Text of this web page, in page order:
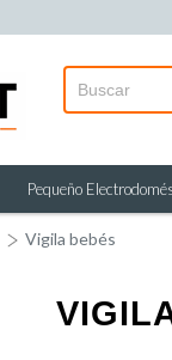
Pequeño
Vigila bebés